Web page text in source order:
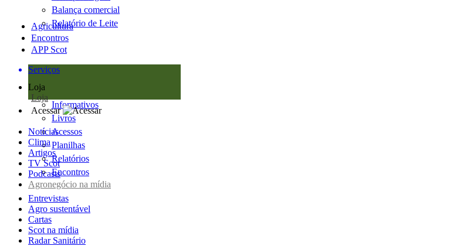
Balança comercial
Relatório de Leite
Agricultura
Encontros
APP Scot
Serviços
Loja
Loja
Informativos
Livros
Acessos
Planilhas
Relatórios
Encontros
Acessar
Notícias
Clima
Artigos
TV Scot
Podcasts
Agronegócio na mídia
Entrevistas
Agro sustentável
Cartas
Scot na mídia
Radar Sanitário